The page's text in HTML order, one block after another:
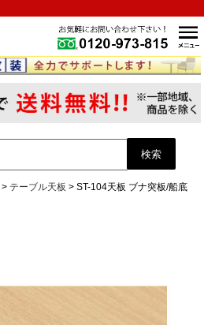
テーブル天板 ST-104天板 ブナ突板/船底